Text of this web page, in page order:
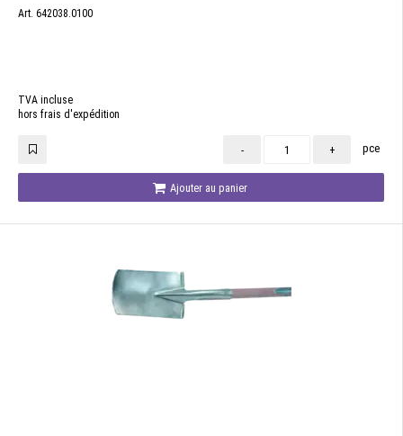
Art. 642038.0100
TVA incluse
hors frais d'expédition
- + pce
Ajouter au panier